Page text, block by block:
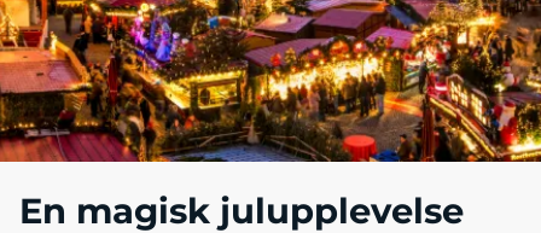
En magisk julupplevelse